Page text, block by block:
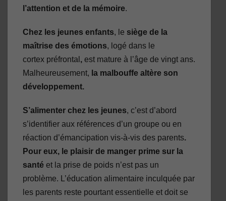
l’attention et de la mémoire.
Chez les jeunes enfants, le siège de la
maîtrise des émotions, logé dans le
cortex préfrontal , est mature à l’âge de vingt ans.
Malheureusement, la malbouffe altère son
développement.
S’alimenter chez les jeunes, c’est d’abord
s’identifier aux références d’un groupe ou en
réaction d’émancipation vis-à-vis des parents.
Pour eux, le plaisir de manger prime sur la
santé et la prise de poids n’est pas un
problème. L’éducation alimentaire inculquée par
les parents reste pourtant essentielle et doit se